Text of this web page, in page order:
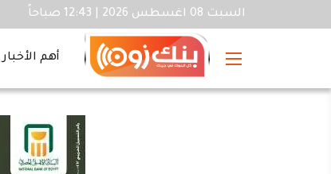
السبت 08 اغسطس 2026 | 12:43 صباحاً
أهم الأخبار